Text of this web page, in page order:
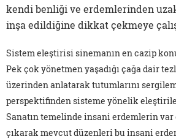
kendi benliği ve erdemlerinden
inşa edildiğine dikkat çekmeye
Sistem eleştirisi sinemanın en cazip
Pek çok yönetmen yaşadığı çağa dair
üzerinden anlatarak tutumlarını
perspektifinden sisteme yönelik
Sanatın temelinde insani erdemlerin var
çıkarak mevcut düzenleri bu insani